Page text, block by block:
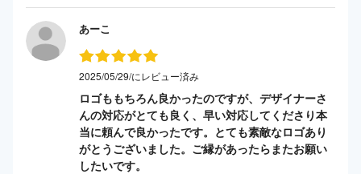
あーこ
2025/05/29/にレビュー済み
ロゴももちろん良かったのですが、デザイナーさ
んの対応がとても良く、早い対応してくださり本
当に頼んで良かったです。とても素敵なロゴあり
がとうございました。ご縁があったらまたお願い
したいです。